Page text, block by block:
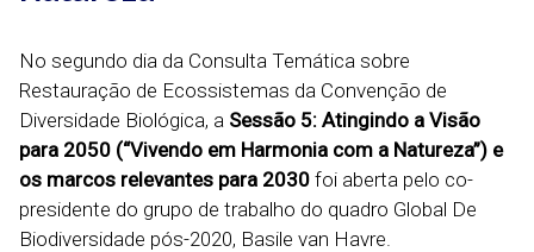
No segundo dia da Consulta Temática sobre
Restauração de Ecossistemas da Convenção de
Diversidade Biológica, a Sessão 5: Atingindo a Visão
para 2050 (“Vivendo em Harmonia com a Natureza”) e
os marcos relevantes para 2030 foi aberta pelo co-
presidente do grupo de trabalho do quadro Global De
Biodiversidade pós-2020, Basile van Havre.